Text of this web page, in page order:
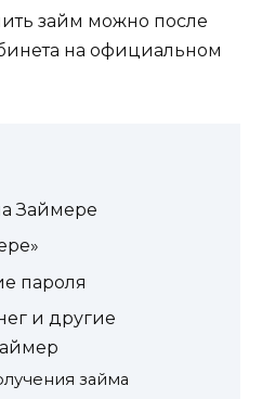
займ можно после
на официальном
Займере
пароля
и другие
займа